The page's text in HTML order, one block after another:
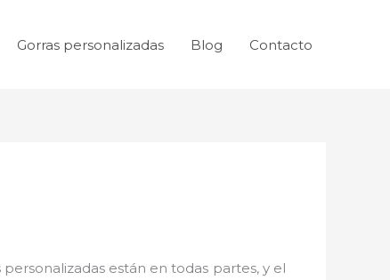
Gorras personalizadas Blog Contacto
personalizadas están en todas partes, y el